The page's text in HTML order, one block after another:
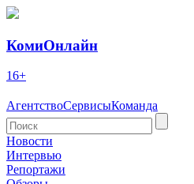
КомиОнлайн
16+
АгентствоСервисыКоманда
Новости
Интервью
Репортажи